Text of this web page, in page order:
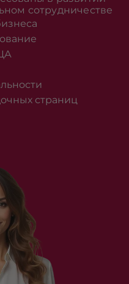
сотрудничестве
страниц